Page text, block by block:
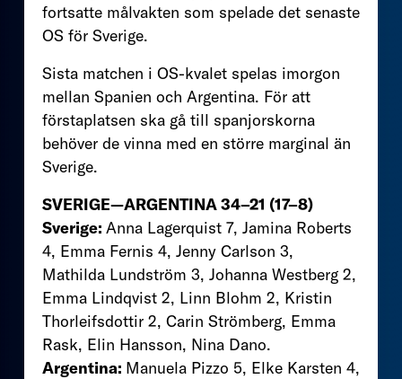
fortsatte målvakten som spelade det senaste
OS för Sverige.
Sista matchen i OS-kvalet spelas imorgon
mellan Spanien och Argentina. För att
förstaplatsen ska gå till spanjorskorna
behöver de vinna med en större marginal än
Sverige.
SVERIGE—ARGENTINA 34–21 (17–8)
Sverige: Anna Lagerquist 7, Jamina Roberts
4, Emma Fernis 4, Jenny Carlson 3,
Mathilda Lundström 3, Johanna Westberg 2,
Emma Lindqvist 2, Linn Blohm 2, Kristin
Thorleifsdottir 2, Carin Strömberg, Emma
Rask, Elin Hansson, Nina Dano.
Argentina: Manuela Pizzo 5, Elke Karsten 4,